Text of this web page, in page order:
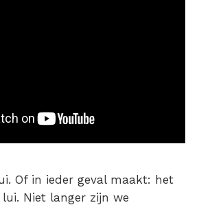
Of in ieder geval maakt: het
lui. Niet langer zijn we